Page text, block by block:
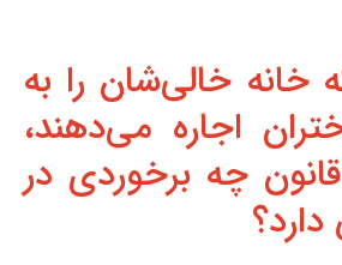
خانه خالی‌شان را به
اجاره می‌دهند،
چه برخوردی در